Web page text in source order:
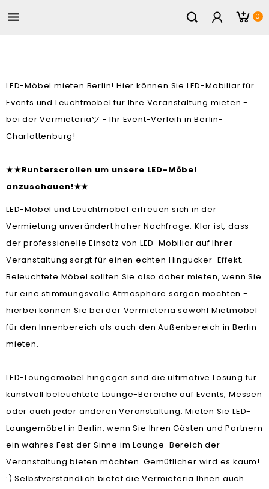
 0
LED-Möbel mieten Berlin! Hier können Sie LED-Mobiliar für
Events und Leuchtmöbel für Ihre Veranstaltung mieten -
bei der Vermieteria ツ - Ihr Event-Verleih in Berlin-
Charlottenburg!
★★Runterscrollen um unsere LED-Möbel
anzuschauen!★★
LED-Möbel und Leuchtmöbel erfreuen sich in der
Vermietung unverändert hoher Nachfrage. Klar ist, dass
der professionelle Einsatz von LED-Mobiliar auf Ihrer
Veranstaltung sorgt für einen echten Hingucker-Effekt.
Beleuchtete Möbel sollten Sie also daher mieten, wenn Sie
für eine stimmungsvolle Atmosphäre sorgen möchten -
hierbei können Sie bei der Vermieteria sowohl Mietmöbel
für den Innenbereich als auch den Außenbereich in Berlin
mieten.
LED-Loungemöbel hingegen sind die ultimative Lösung für
kunstvoll beleuchtete Lounge-Bereiche auf Events, Messen
oder auch jeder anderen Veranstaltung. Mieten Sie LED-
Loungemöbel in Berlin, wenn Sie Ihren Gästen und Partnern
ein wahres Fest der Sinne im Lounge-Bereich der
Veranstaltung bieten möchten. Gemütlicher wird es kaum!
:) Selbstverständlich bietet die Vermieteria Ihnen auch